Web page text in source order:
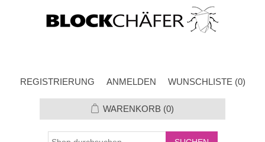
REGISTRIERUNG ANMELDEN WUNSCHLISTE (0)
WARENKORB (0)